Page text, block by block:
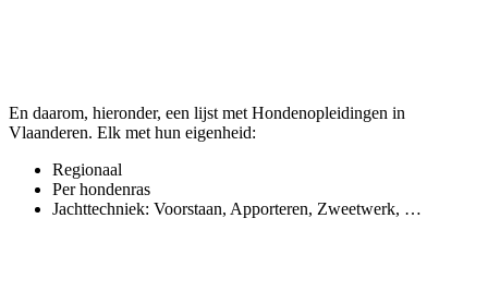
Maar een hond die niet opgeleid is maakt van de jager nog een
En daarom, hieronder, een lijst met Hondenopleidingen in
Vlaanderen. Elk met hun eigenheid:
Regionaal
Per hondenras
Jachttechniek: Voorstaan, Apporteren, Zweetwerk, …